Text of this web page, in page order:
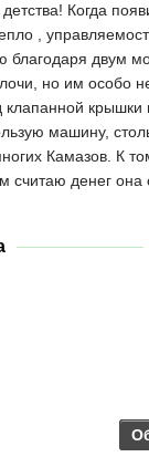
Когда
,
благодаря двум
но им особо
крышки
машину,
Камазов. К
считаю денег она